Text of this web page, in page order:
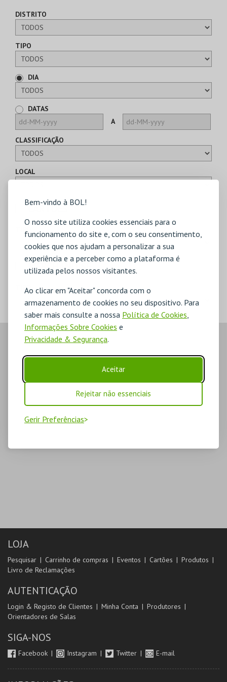
Bem-vindo à BOL!
O nosso site utiliza cookies essenciais para o
funcionamento do site e, com o seu consentimento,
cookies que nos ajudam a personalizar a sua
experiência e a perceber como a plataforma é
utilizada pelos nossos visitantes.
Ao clicar em "Aceitar" concorda com o
armazenamento de cookies no seu dispositivo. Para
saber mais consulte a nossa Política de Cookies
Informações Sobre Cookies e
Privacidade & Segurança.
Aceitar
Rejeitar não essenciais
Gerir Preferências
DISTRITO
TIPO
DIA
DATAS
A
CLASSIFICAÇÃO
LOCAL
CARTÕES
TIPO
MERCHANDISE
TIPO
LOJA
Pesquisar Carrinho de compras Eventos Cartões
Produtos
Livro de Reclamações
AUTENTICAÇÃO
Login & Registo de Clientes Minha Conta
Produtores
Orientadores de Salas
SIGA-NOS
Facebook Instagram Twitter E-mail